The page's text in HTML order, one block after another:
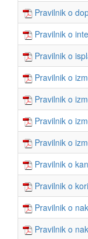
Pravilnik o
Pravilnik o
Pravilnik o
Pravilnik o
Pravilnik o
Pravilnik o
Pravilnik o
Pravilnik o
Pravilnik o
Pravilnik o
Pravilnik o